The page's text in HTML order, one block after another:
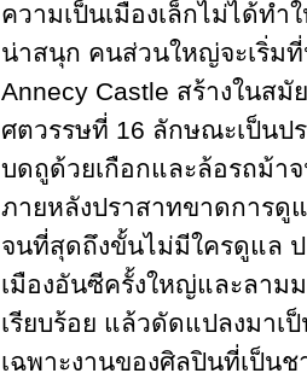
ความเป็นเมืองเล็กไม่ได้ท
น่าสนุก คนส่วนใหญ่จะเริ่ม
Annecy Castle สร้างในส
ศตวรรษที่ 16 ลักษณะเป็น
บดถูด้วยเกือกและล้อรถม้า
ภายหลังปราสาทขาดการดู
จนที่สุดถึงขั้นไม่มีใครดูแล
เมืองอันซีครั้งใหญ่และลาม
เรียบร้อย แล้วดัดแปลงมาเ
เฉพาะงานของศิลปินที่เป็น